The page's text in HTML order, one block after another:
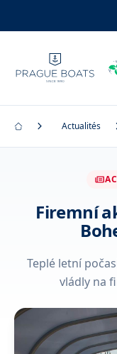
Actualités
Firemní
Teplé letní
vládly na